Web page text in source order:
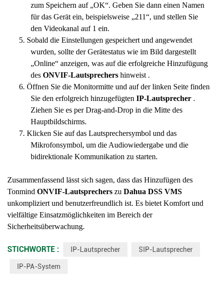
zum Speichern auf „OK“. Geben Sie dann einen Namen
für das Gerät ein, beispielsweise „211“, und stellen Sie
den Videokanal auf 1 ein.
5. Sobald die Einstellungen gespeichert und angewendet
wurden, sollte der Gerätestatus wie im Bild dargestellt
„Online“ anzeigen, was auf die erfolgreiche Hinzufügung
des ONVIF-Lautsprechers hinweist .
6. Öffnen Sie die Monitormitte und auf der linken Seite finden
Sie den erfolgreich hinzugefügten IP-Lautsprecher .
Ziehen Sie es per Drag-and-Drop in die Mitte des
Hauptbildschirms.
7. Klicken Sie auf das Lautsprechersymbol und das
Mikrofonsymbol, um die Audiowiedergabe und die
bidirektionale Kommunikation zu starten.
Zusammenfassend lässt sich sagen, dass das Hinzufügen des
Tonmind ONVIF-Lautsprechers zu Dahua DSS VMS
unkompliziert und benutzerfreundlich ist. Es bietet Komfort und
vielfältige Einsatzmöglichkeiten im Bereich der
Sicherheitsüberwachung.
STICHWORTE : IP-Lautsprecher SIP-Lautsprecher
IP-PA-System